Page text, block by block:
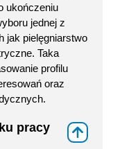
ukończeniu
jednej z
jak pielęgniarstwo
Taka
profilu
oraz
pracy